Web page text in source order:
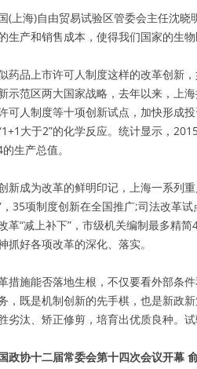
(上海)自由贸易试验区管委会主任沈
生产和销售成本，使得我们国家的生
药品上市许可人制度这样的改革创新
示范区两大国家战略，去年以来，上
可人制度等十项创新试点，加快形成
大于2”的化学反应。统计显示，
生产总值。
新成为改革的鲜明印记，上海一系列
，35项制度创新在全国推广;司法改革
革“减上补下”，市级机关编制最多精
抓好各项改革的深化、落实。
措施能否落地生根，不仅要看外部条
，既是机制创新的先手棋，也是新政
劣汰、矫正修剪，培育出优质良种。
政协十二届常委会第十四次会议开幕